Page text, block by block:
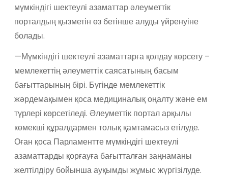
мүмкіндігі шектеулі азаматтар әлеуметтік
порталдың қызметін өз бетінше алуды үйренуіне
болады.
—Мүмкіндігі шектеулі азаматтарға қолдау көрсету –
мемлекеттің әлеуметтік саясатының басым
бағыттарының бірі. Бүгінде мемлекеттік
жәрдемақымен қоса медициналық оңалту және ем
түрлері көрсетіледі. Әлеуметтік портал арқылы
көмекші құралдармен толық қамтамасыз етілуде.
Оған қоса Парламентте мүмкіндігі шектеулі
азаматтарды қорғауға бағытталған заңнаманы
желтілдіру бойынша ауқымды жұмыс жүргізілуде.